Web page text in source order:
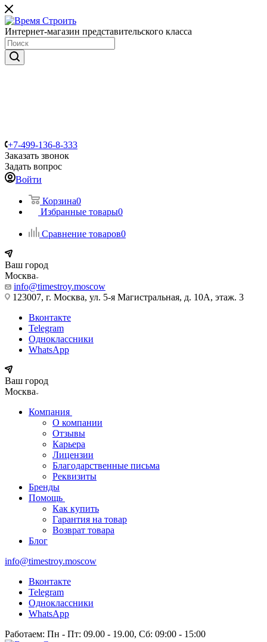
Интернет-магазин представительского класса
+7-499-136-8-333
Заказать звонок
Задать вопрос
Войти
Корзина0
Избранные товары0
Сравнение товаров0
Ваш город
Москва
info@timestroy.moscow
123007, г. Москва, ул. 5-я Магистральная, д. 10А, этаж. 3
Вконтакте
Telegram
Одноклассники
WhatsApp
Ваш город
Москва
Компания
О компании
Отзывы
Карьера
Лицензии
Благодарственные письма
Реквизиты
Бренды
Помощь
Как купить
Гарантия на товар
Возврат товара
Блог
info@timestroy.moscow
Вконтакте
Telegram
Одноклассники
WhatsApp
Работаем: Пн - Пт: 09.00 - 19.00, Сб: 09:00 - 15:00